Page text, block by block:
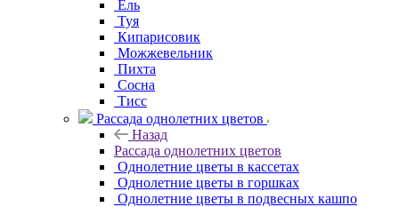
Ель
Туя
Кипарисовик
Можжевельник
Пихта
Сосна
Тисc
Рассада однолетних цветов
Назад
Рассада однолетних цветов
Однолетние цветы в кассетах
Однолетние цветы в горшках
Однолетние цветы в подвесных кашпо